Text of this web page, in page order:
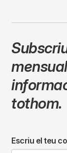
tothom.
Escriu el teu